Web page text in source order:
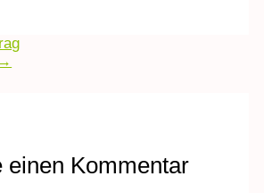
→
einen Kommentar